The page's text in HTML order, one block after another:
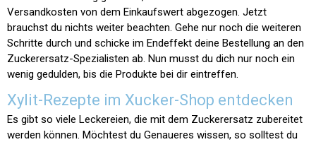
Versandkosten von dem Einkaufswert abgezogen. Jetzt
brauchst du nichts weiter beachten. Gehe nur noch die weiteren
Schritte durch und schicke im Endeffekt deine Bestellung an den
Zuckerersatz-Spezialisten ab. Nun musst du dich nur noch ein
wenig gedulden, bis die Produkte bei dir eintreffen.
Xylit-Rezepte im Xucker-Shop entdecken
Es gibt so viele Leckereien, die mit dem Zuckerersatz zubereitet
werden können. Möchtest du Genaueres wissen, so solltest du